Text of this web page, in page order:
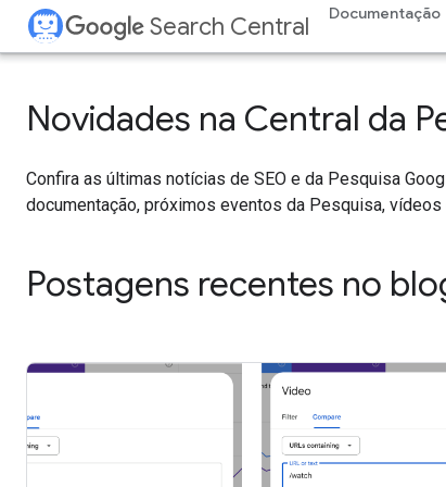
Search Central Documentação
Novidades na Central da
Confira as últimas notícias de SEO e da Pesquisa
documentação, próximos eventos da Pesquisa,
Postagens recentes no